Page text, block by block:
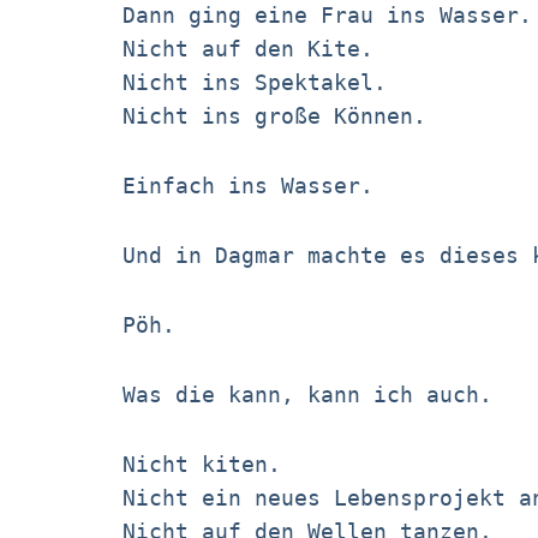
Dann ging eine Frau ins Wasser.
Nicht auf den Kite.
Nicht ins Spektakel.
Nicht ins große Können.
Einfach ins Wasser.
Und in Dagmar machte es
Pöh.
Was die kann, kann ich auch.
Nicht kiten.
Nicht ein neues Lebensprojekt
Nicht auf den Wellen tanzen.